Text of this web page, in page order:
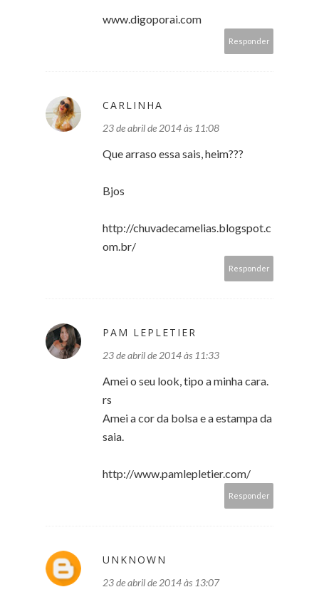
www.digoporai.com
Responder
CARLINHA
23 de abril de 2014 às 11:08
Que arraso essa sais, heim???
Bjos
http://chuvadecamelias.blogspot.c
om.br/
Responder
PAM LEPLETIER
23 de abril de 2014 às 11:33
Amei o seu look, tipo a minha cara.
rs
Amei a cor da bolsa e a estampa da
saia.
http://www.pamlepletier.com/
Responder
UNKNOWN
23 de abril de 2014 às 13:07